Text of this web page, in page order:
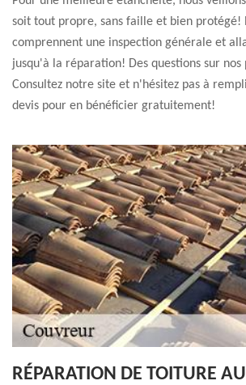
soit tout propre, sans faille et bien protégé!
comprennent une inspection générale et
jusqu'à la réparation! Des questions sur nos
Consultez notre site et n'hésitez pas à
devis pour en bénéficier gratuitement!
RÉPARATION DE TOITURE